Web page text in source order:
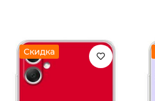
Скидка